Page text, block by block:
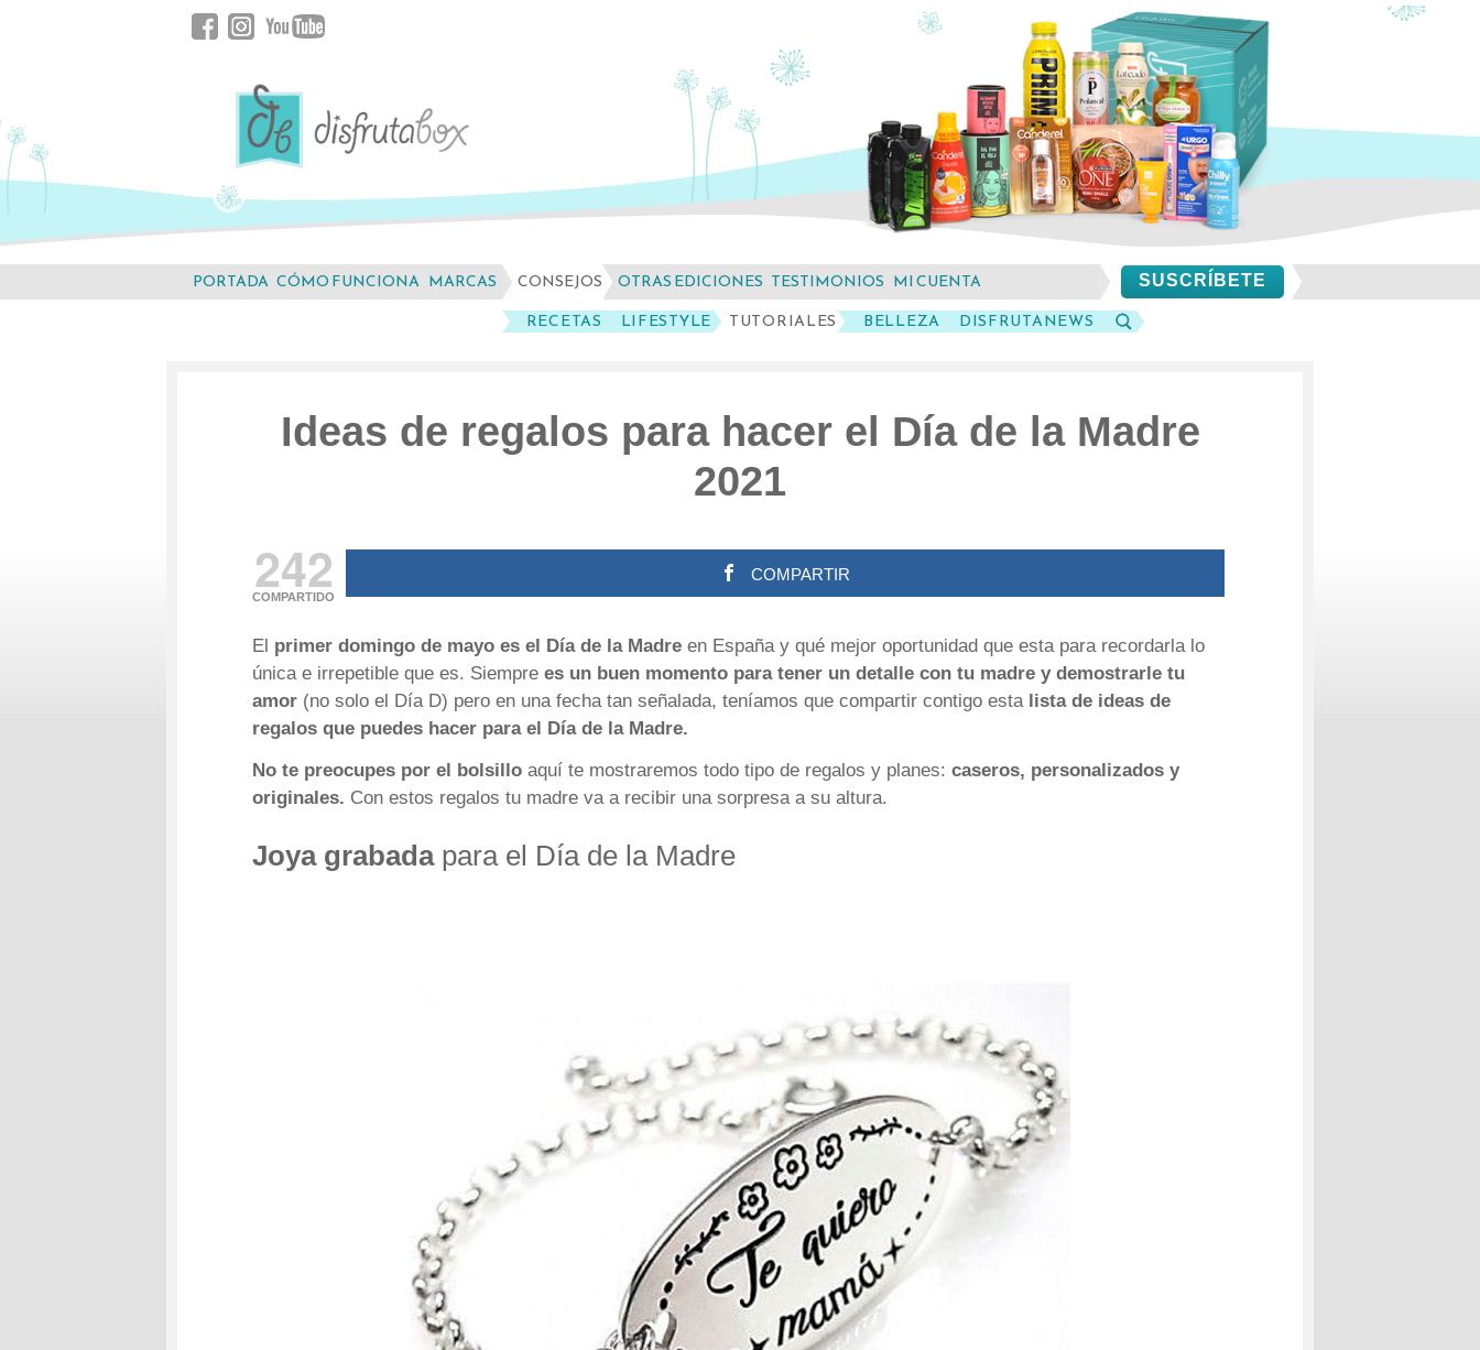
Facebook
Instagram
YouTube
SUSCRÍBETE
PORTADA CÓMO FUNCIONA MARCAS
CONSEJOS
RECETAS
LIFESTYLE TUTORIALES BELLEZA
DISFRUTANEWS
OTRAS EDICIONES TESTIMONIOS MI CUENTA
Ideas de regalos para hacer el Día de la Madre
2021
242
COMPARTIDO
COMPARTIR
El primer domingo de mayo es el Día de la Madre en España y qué mejor oportunidad que esta para recordarla lo
única e irrepetible que es. Siemprees un buen momento para tener un detalle con tu madre y demostrarle tu
amor (no solo el Día D) pero en una fecha tan señalada, teníamos que compartir contigo estalista de ideas de
regalos que puedes hacer para el Día de la Madre.
No te preocupes por el bolsillo aquí te mostraremos todo tipo de regalos y planes:caseros, personalizados y
originales. Con estos regalos tu madre va a recibir una sorpresa a su altura.
Joya grabadapara el Día de la Madre